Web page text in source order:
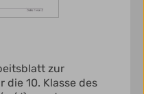
zur
10. Klasse des